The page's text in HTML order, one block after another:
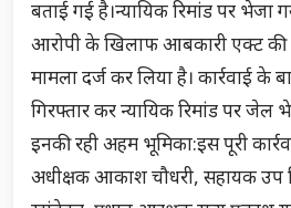
बताई गई है।न्यायिक रिमांड पर भेजा
आरोपी के खिलाफ आबकारी एक्ट की
मामला दर्ज कर लिया है। कार्रवाई के
गिरफ्तार कर न्यायिक रिमांड पर जेल
इनकी रही अहम भूमिका:इस पूरी
अधीक्षक आकाश चौधरी, सहायक उप